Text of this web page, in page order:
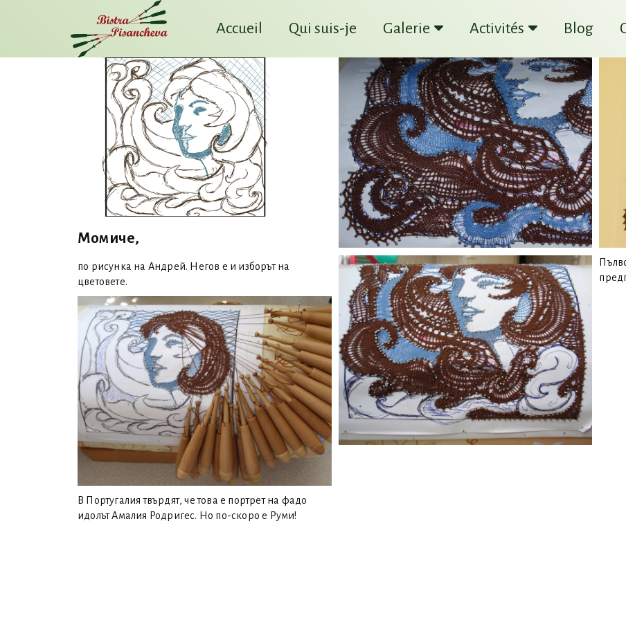
Accueil Qui suis-je Galerie Activités Blog
Момиче,
по рисунка на Андрей. Негов е и изборът на
цветовете.
В Португалия твърдят, че това е портрет на фадо
идолът Амалия Родригес. Но по-скоро е Руми!